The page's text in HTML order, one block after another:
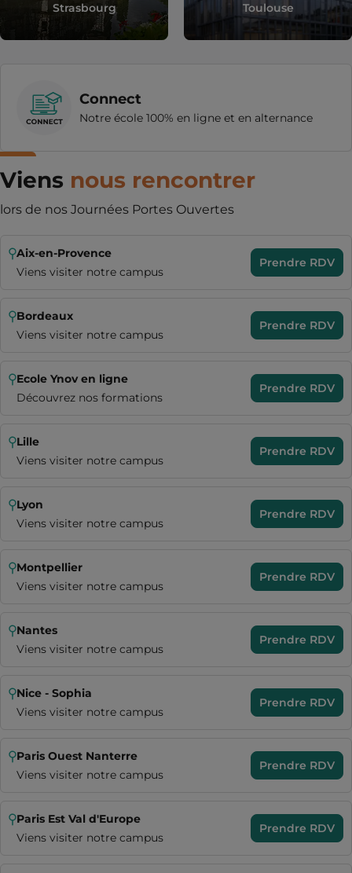
Strasbourg Toulouse
Connect
Notre école 100% en ligne et en alternance
Viens nous rencontrer
lors de nos Journées Portes Ouvertes
Aix-en-Provence
Viens visiter notre campus
Prendre RDV
Bordeaux
Viens visiter notre campus
Prendre RDV
Ecole Ynov en ligne
Découvrez nos formations
Prendre RDV
Lille
Viens visiter notre campus
Prendre RDV
Lyon
Viens visiter notre campus
Prendre RDV
Montpellier
Viens visiter notre campus
Prendre RDV
Nantes
Viens visiter notre campus
Prendre RDV
Nice - Sophia
Viens visiter notre campus
Prendre RDV
Paris Ouest Nanterre
Viens visiter notre campus
Prendre RDV
Paris Est Val d'Europe
Viens visiter notre campus
Prendre RDV